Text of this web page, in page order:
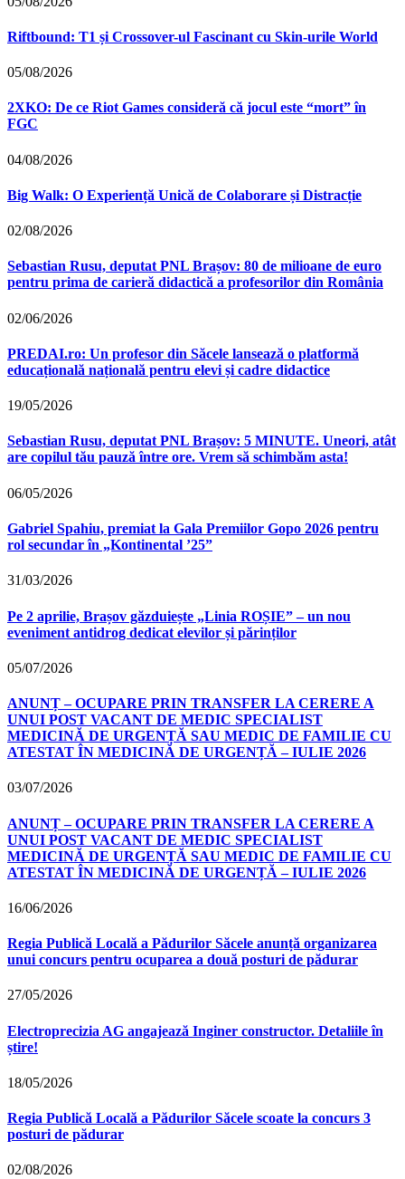
Riftbound: T1 și Crossover-ul Fascinant cu Skin-urile World
05/08/2026
2XKO: De ce Riot Games consideră că jocul este “mort” în
FGC
04/08/2026
Big Walk: O Experiență Unică de Colaborare și Distracție
02/08/2026
Sebastian Rusu, deputat PNL Brașov: 80 de milioane de euro
pentru prima de carieră didactică a profesorilor din România
02/06/2026
PREDAI.ro: Un profesor din Săcele lansează o platformă
educațională națională pentru elevi și cadre didactice
19/05/2026
Sebastian Rusu, deputat PNL Brașov: 5 MINUTE. Uneori, atât
are copilul tău pauză între ore. Vrem să schimbăm asta!
06/05/2026
Gabriel Spahiu, premiat la Gala Premiilor Gopo 2026 pentru
rol secundar în „Kontinental ’25”
31/03/2026
Pe 2 aprilie, Brașov găzduiește „Linia ROȘIE” – un nou
eveniment antidrog dedicat elevilor și părinților
05/07/2026
ANUNȚ – OCUPARE PRIN TRANSFER LA CERERE A
UNUI POST VACANT DE MEDIC SPECIALIST
MEDICINĂ DE URGENȚĂ SAU MEDIC DE FAMILIE CU
ATESTAT ÎN MEDICINĂ DE URGENȚĂ – IULIE 2026
03/07/2026
ANUNȚ – OCUPARE PRIN TRANSFER LA CERERE A
UNUI POST VACANT DE MEDIC SPECIALIST
MEDICINĂ DE URGENȚĂ SAU MEDIC DE FAMILIE CU
ATESTAT ÎN MEDICINĂ DE URGENȚĂ – IULIE 2026
16/06/2026
Regia Publică Locală a Pădurilor Săcele anunță organizarea
unui concurs pentru ocuparea a două posturi de pădurar
27/05/2026
Electroprecizia AG angajează Inginer constructor. Detaliile în
știre!
18/05/2026
Regia Publică Locală a Pădurilor Săcele scoate la concurs 3
posturi de pădurar
02/08/2026